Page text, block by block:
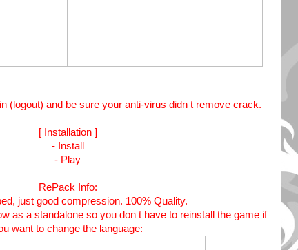
(logout) and be sure your anti-virus didn t remove crack.
[ Installation ]
- Install
- Play
RePack Info:
just good compression. 100% Quality.
as a standalone so you don t have to reinstall the game if
want to change the language: